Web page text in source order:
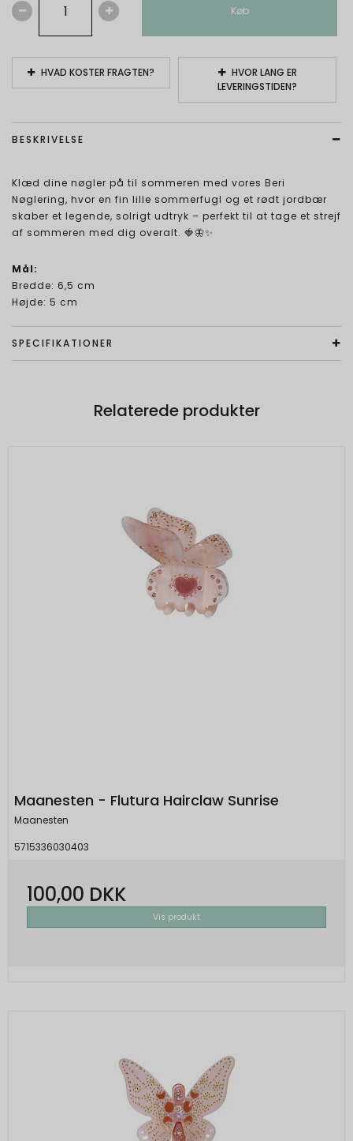
Køb
HVAD KOSTER FRAGTEN?
HVOR LANG ER
LEVERINGSTIDEN?
BESKRIVELSE
Klæd dine nøgler på til sommeren med vores Beri
Nøglering, hvor en fin lille sommerfugl og et rødt jordbær
skaber et legende, solrigt udtryk – perfekt til at tage et strejf
af sommeren med dig overalt. 🍓🦋✨
Mål:
Bredde: 6,5 cm
Højde: 5 cm
SPECIFIKATIONER
Relaterede produkter
Maanesten - Flutura Hairclaw Sunrise
Maanesten
5715336030403
100,00 DKK
Vis produkt